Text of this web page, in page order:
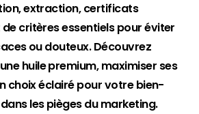
extraction, certificats
critères essentiels pour éviter
ou douteux. Découvrez
huile premium, maximiser ses
choix éclairé pour votre bien-
les pièges du marketing.